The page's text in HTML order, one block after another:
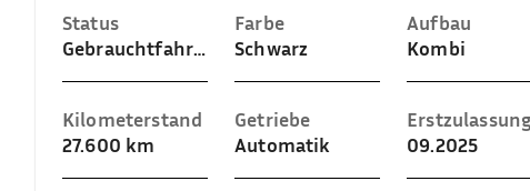
Status
Gebrauchtfahrzeug
Farbe
Schwarz
Aufbau
Kombi
Kilometerstand
27.600 km
Getriebe
Automatik
09.2025